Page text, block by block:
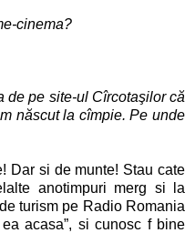
cinema?
de pe site-ul Cîrcotaşilor că
născut la cîmpie. Pe unde
Dar si de munte! Stau cate
anotimpuri merg si la
turism pe Radio Romania
acasa”, si cunosc f bine